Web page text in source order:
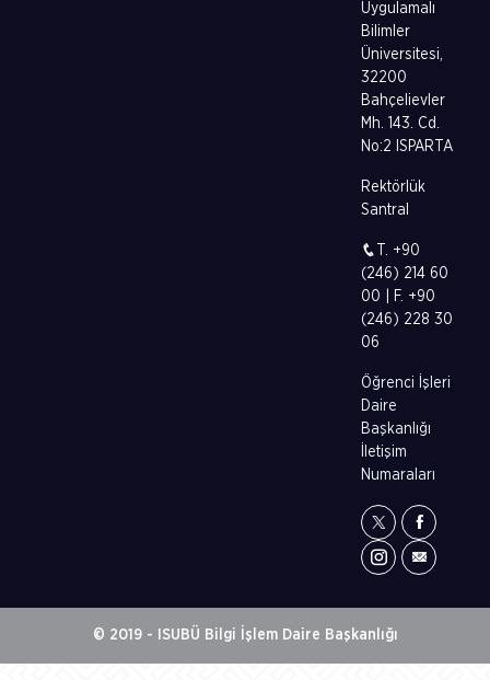
Uygulamalı
Bilimler
Üniversitesi,
32200
Bahçelievler
Mh. 143. Cd.
No:2 ISPARTA
Rektörlük
Santral
T. +90
(246) 214 60
00 | F. +90
(246) 228 30
06
Öğrenci İşleri
Daire
Başkanlığı
İletişim
Numaraları
© 2019 - ISUBÜ Bilgi İşlem Daire Başkanlığı